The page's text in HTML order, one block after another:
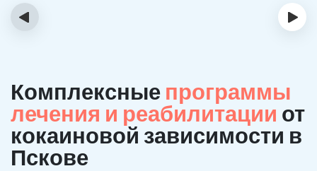
‹ ›
Комплексные программы
лечения и реабилитации от
кокаиновой зависимости в
Пскове